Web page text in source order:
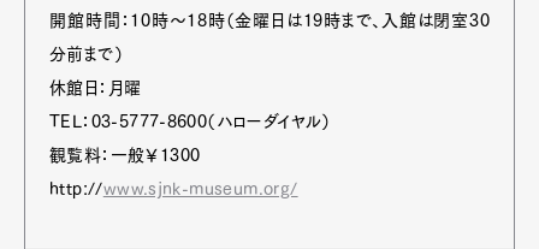
開館時間：10時～18時（金曜日は19時まで、入館は閉室30
分前まで）
休館日：月曜
TEL：03-5777-8600（ハローダイヤル）
観覧料：一般￥1300
http://www.sjnk-museum.org/